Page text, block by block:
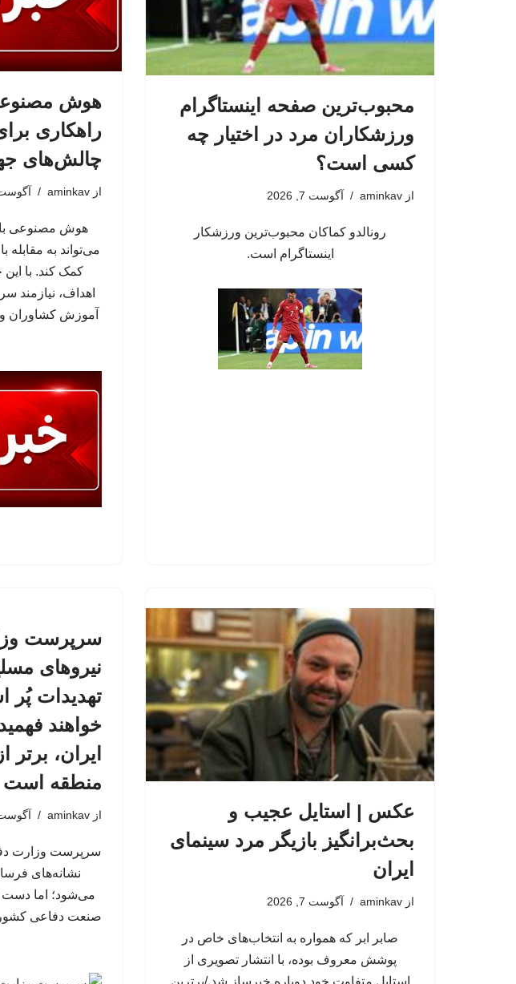
محبوب‌ترین صفحه اینستاگرام
ورزشکاران مرد در اختیار چه
کسی است؟
از aminkav آگوست 7, 2026
رونالدو کماکان محبوب‌ترین ورزشکار
اینستاگرام است.
هوش
راهکاری
چالش‌های
از aminkav آگوست 7,
هوش مصنوعی با
می‌تواند به
کمک کند. با این
اهداف، نیازمند
آموزش کشاوران
عکس | استایل عجیب و
بحث‌برانگیز بازیگر مرد سینمای
ایران
از aminkav آگوست 7, 2026
صابر ابر که همواره به انتخاب‌های خاص در
پوشش معروف بوده، با انتشار تصویری از
استایل متفاوت خود دوباره خبرساز شد./برترین
سرپرست
نیروهای
تهدیدات
خواهند
ایران،
منطقه است
از aminkav آگوست 7,
سرپرست وزارت
نشانه‌های
می‌شود؛ اما دست
صنعت دفاعی کشور،